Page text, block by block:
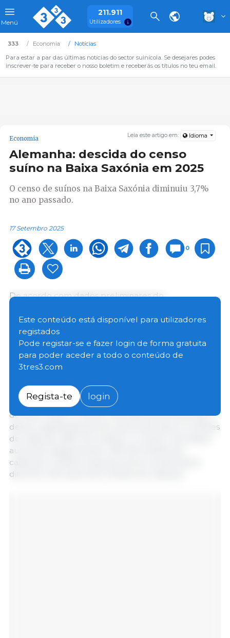
Menú
211.911
Utilizadores
333 Economia
Notícias
Para estar a par das últimas notícias do sector suinícola. Se desejares podes
inscrever-te para receber o nosso boletim e receberás os títulos no teu email.
Leia este artigo em: Idioma
Economia
Alemanha: descida do censo
suíno na Baixa Saxónia em 2025
O censo de suínos na Baixa Saxónia diminuiu 3,7%
no ano passado.
17 Setembro 2025
0
De acordo com dados preliminares do
(LSN), estavam a ser criados aproximadamente 6,86
milhões de porcos em maio de 2025. Isto significa
que, pela primeira vez desde 1996, o efetivo de
suínos na Baixa Saxónia desceu para menos de 7
milhões de cabeças.
O número de porcos em fase de acabamento
diminuiu desproporcionalmente em relação a maio
de 2024 (-5%). O número de leitões jovens também
desceu significativamente, descendo para 1,2 milhões
de cabeças (-8%). No entanto, o número de leitões
aumentou ligeiramente, 1,9% (1,8 milhões de
cabeças). O efetivo total de suínos na Alemanha
diminuiu 1,2%, para 20,9 milhões de cabeças.
Este conteúdo está disponível para utilizadores
registados
Pode registar-se e fazer login de forma gratuita
para poder aceder a todo o conteúdo de
3tres3.com
Regista-te login